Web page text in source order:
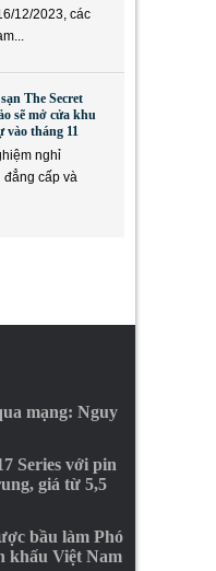
12/2023, các
The Secret
sẽ mở cửa khu
vào tháng 11
nghỉ
cấp và
mạng: Nguy
Series với pin
giá từ 5,5
bầu làm Phó
khấu Việt Nam